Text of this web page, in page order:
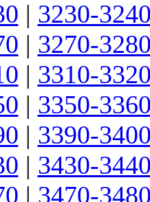
| 3230-
| 3270-
| 3310-
| 3350-
| 3390-
| 3430-
| 3470-